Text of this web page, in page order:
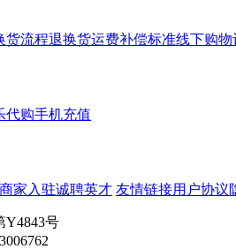
货流程退换货运费补偿标准线下购物
代购手机充值
家入驻诚聘英才 友情链接用户协议
Y4843号